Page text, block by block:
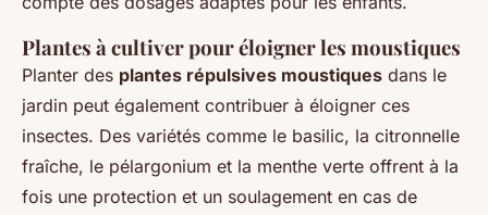
Plantes à cultiver pour éloigner les moustiques
Planter des plantes répulsives moustiques dans le
jardin peut également contribuer à éloigner ces
insectes. Des variétés comme le basilic, la citronnelle
fraîche, le pélargonium et la menthe verte offrent à la
fois une protection et un soulagement en cas de